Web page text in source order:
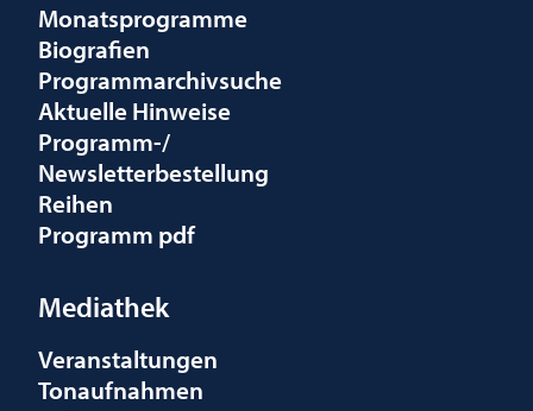
Monatsprogramme
Biografien
Programmarchivsuche
Aktuelle Hinweise
Programm-/
Newsletterbestellung
Reihen
Programm pdf
Mediathek
Veranstaltungen
Tonaufnahmen